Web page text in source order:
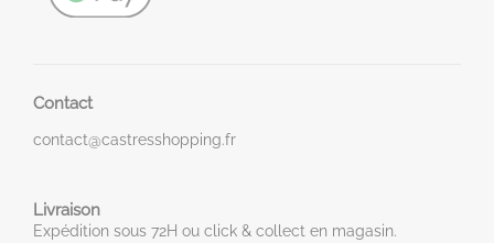
Contact
contact@castresshopping.fr
Livraison
Expédition sous 72H ou click & collect en magasin.